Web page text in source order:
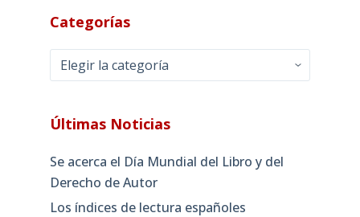
Categorías
Categorías
Últimas Noticias
Se acerca el Día Mundial del Libro y del
Derecho de Autor
Los índices de lectura españoles